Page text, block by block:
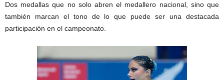
Dos medallas que no solo abren el medallero nacional, sino que
también marcan el tono de lo que puede ser una destacada
participación en el campeonato.